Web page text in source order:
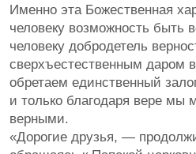
Именно эта Божественная
человеку возможность быть
человеку добродетель
сверхъестественным даром
обретаем единственный
и только благодаря вере мы
верными.
«Дорогие друзья, —